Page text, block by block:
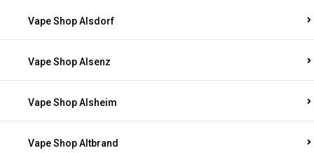
Vape Shop Alsdorf
Vape Shop Alsenz
Vape Shop Alsheim
Vape Shop Altbrand